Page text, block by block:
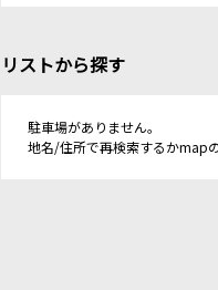
リストから探す
駐車場がありません。
地名/住所で再検索するかmap